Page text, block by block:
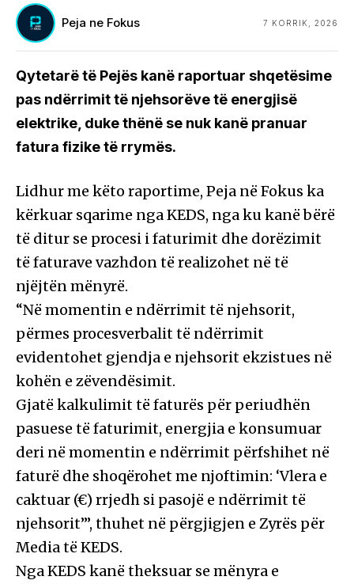
Peja ne Fokus 7 KORRIK, 2026
Qytetarë të Pejës kanë raportuar shqetësime
pas ndërrimit të njehsorëve të energjisë
elektrike, duke thënë se nuk kanë pranuar
fatura fizike të rrymës.
Lidhur me këto raportime, Peja në Fokus ka
kërkuar sqarime nga KEDS, nga ku kanë bërë
të ditur se procesi i faturimit dhe dorëzimit
të faturave vazhdon të realizohet në të
njëjtën mënyrë.
“Në momentin e ndërrimit të njehsorit,
përmes procesverbalit të ndërrimit
evidentohet gjendja e njehsorit ekzistues në
kohën e zëvendësimit.
Gjatë kalkulimit të faturës për periudhën
pasuese të faturimit, energjia e konsumuar
deri në momentin e ndërrimit përfshihet në
faturë dhe shoqërohet me njoftimin: ‘Vlera e
caktuar (€) rrjedh si pasojë e ndërrimit të
njehsorit’”, thuhet në përgjigjen e Zyrës për
Media të KEDS.
Nga KEDS kanë theksuar se mënyra e